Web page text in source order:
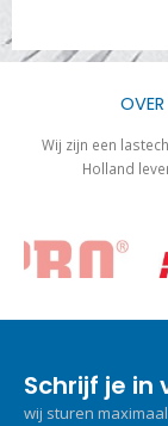
Wij zijn een
Holland
Schrijf je in
wij sturen